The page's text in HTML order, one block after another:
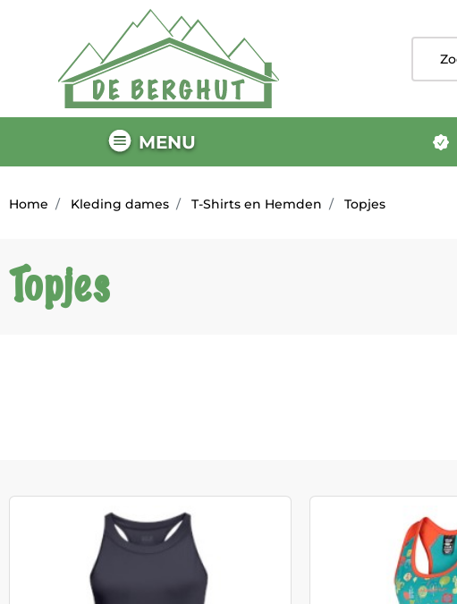
MENU
Home Kleding dames T-Shirts en Hemden Topjes
Topjes